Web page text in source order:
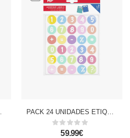
NEGRO PACK 24 UNIDADES ETIQUETAS ADHESIVAS PERSONALIZABLES DECORADAS DISEÑO NÚMEROS Y SÍMBOLOS (SET 2 UDS)
59.99€